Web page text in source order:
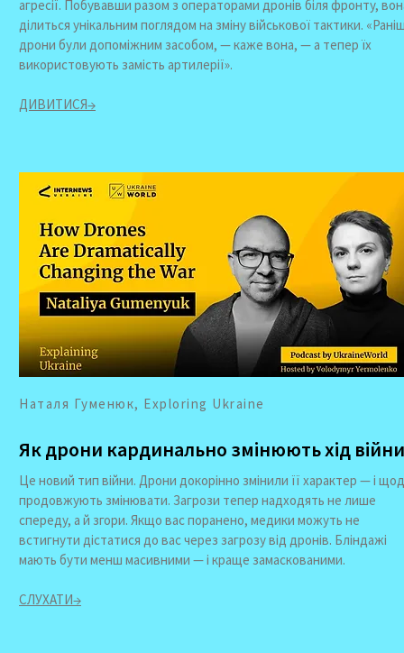
агресії. Побувавши разом з операторами дронів біля фронту,
ділиться унікальним поглядом на зміну військової тактики.
дрони були допоміжним засобом, — каже вона, — а тепер їх
використовують замість артилерії».
ДИВИТИСЯ→
Наталя Гуменюк, Exploring Ukraine
Як дрони кардинально змінюють хід війни
Це новий тип війни. Дрони докорінно змінили її характер — і
продовжують змінювати. Загрози тепер надходять не лише
спереду, а й згори. Якщо вас поранено, медики можуть не
встигнути дістатися до вас через загрозу від дронів. Бліндажі
мають бути менш масивними — і краще замаскованими.
СЛУХАТИ→